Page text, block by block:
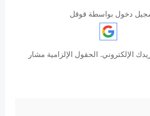
دخول بواسطة قوقل
الإلكتروني. الحقول الإلزامية مشار